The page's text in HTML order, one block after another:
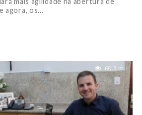
agora, os...
60.3 mil